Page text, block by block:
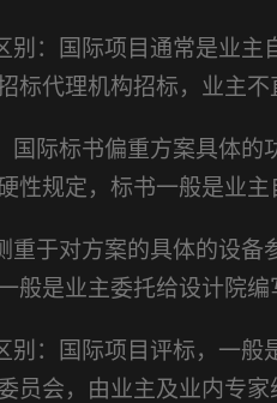
别：国际项目通常是业
标代理机构招标，业主不
国际标书偏重方案具体
性规定，标书一般是业主
重于对方案的具体的设
般是业主委托给设计院编
别：国际项目评标，一般
员会，由业主及业内专家